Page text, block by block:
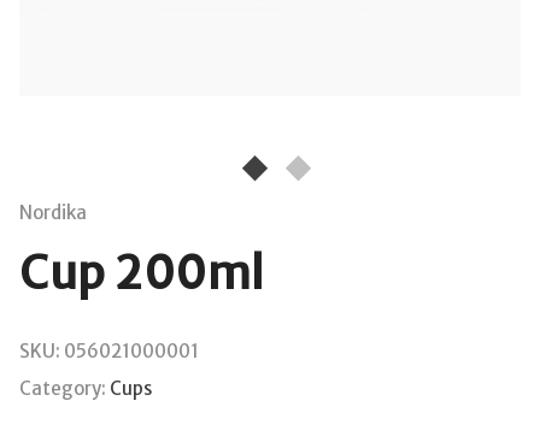
Nordika
Cup 200ml
SKU: 056021000001
Category: Cups